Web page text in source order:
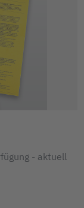
- aktuell